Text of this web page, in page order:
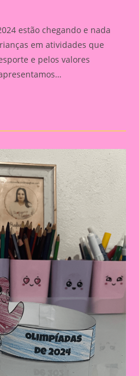
estão chegando e nada
em atividades que
e pelos valores